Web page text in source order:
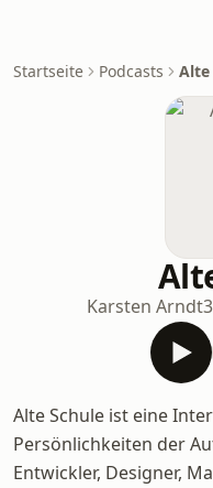
Startseite Podcasts Alte
Karsten Arndt
Alte Schule ist eine
Persönlichkeiten der
Entwickler, Designer,